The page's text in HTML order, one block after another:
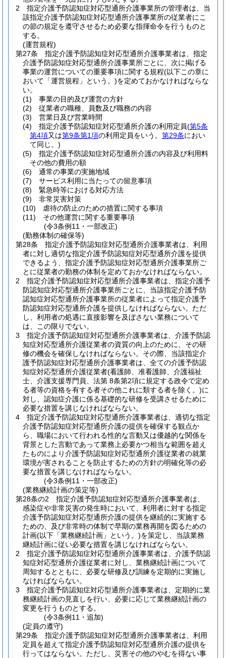
2
指定介護予防認知症対応型通所介護事業所の管理者は、当
該指定介護予防認知症対応型通所介護事業所の従業者にこ
の節の規定を遵守させるため必要な指揮命令を行うものと
する。
(運営規程)
第27条
指定介護予防認知症対応型通所介護事業者は、指定
介護予防認知症対応型通所介護事業所ごとに、次に掲げる
事業の運営についての重要事項に関する規程(以下この章に
おいて「運営規程」という。)を定めておかなければならな
い。
(1)
事業の目的及び運営の方針
(2)
従業者の職種、員数及び職務の内容
(3)
営業日及び営業時間
(4)
指定介護予防認知症対応型通所介護の利用定員(第5条
第4項又は第9条第1項の利用定員をいう。 第29条におい
て同じ。)
(5)
指定介護予防認知症対応型通所介護の内容及び利用料
その他の費用の額
(6)
通常の事業の実施地域
(7)
サービス利用に当たっての留意事項
(8)
緊急時等における対応方法
(9)
非常災害対策
(10)
虐待の防止のための措置に関する事項
(11)
その他運営に関する重要事項
(令3条例11・一部改正)
(勤務体制の確保等)
第28条
指定介護予防認知症対応型通所介護事業者は、利用
者に対し適切な指定介護予防認知症対応型通所介護を提供
できるよう、指定介護予防認知症対応型通所介護事業所ご
とに従業者の勤務の体制を定めておかなければならない。
2
指定介護予防認知症対応型通所介護事業者は、指定介護予
防認知症対応型通所介護事業所ごとに、当該指定介護予防
認知症対応型通所介護事業所の従業者によって指定介護予
防認知症対応型通所介護を提供しなければならない。 ただ
し、利用者の処遇に直接影響を及ぼさない業務について
は、この限りでない。
3
指定介護予防認知症対応型通所介護事業者は、介護予防認
知症対応型通所介護従業者の資質の向上のために、その研
修の機会を確保しなければならない。 その際、当該指定介
護予防認知症対応型通所介護事業者は、全ての介護予防認
知症対応型通所介護従業者(看護師、准看護師、介護福祉
士、介護支援専門員、法第 8条第2項に規定する政令で定め
る者等の資格を有する者その他これに類する者を除く。)に
対し、認知症介護に係る基礎的な研修を受講させるために
必要な措置を講じなければならない。
4
指定介護予防認知症対応型通所介護事業者は、適切な指定
介護予防認知症対応型通所介護の提供を確保する観点か
ら、職場において行われる性的な言動又は優越的な関係を
背景とした言動であって業務上必要かつ相当な範囲を超え
たものにより介護予防認知症対応型通所介護従業者の就業
環境が害されることを防止するための方針の明確化等の必
要な措置を講じなければならない。
(令3条例11・一部改正)
(業務継続計画の策定等)
第28条の2
指定介護予防認知症対応型通所介護事業者は、
感染症や非常災害の発生時において、利用者に対する指定
介護予防認知症対応型通所介護の提供を継続的に実施する
ための、及び非常時の体制で早期の業務再開を図るための
計画(以下「業務継続計画」という。)を策定し、当該業務
継続計画に従い必要な措置を講じなければならない。
2
指定介護予防認知症対応型通所介護事業者は、介護予防認
知症対応型通所介護従業者に対し、業務継続計画について
周知するとともに、必要な研修及び訓練を定期的に実施し
なければならない。
3
指定介護予防認知症対応型通所介護事業者は、定期的に業
務継続計画の見直しを行い、必要に応じて業務継続計画の
変更を行うものとする。
(令3条例11・追加)
(定員の遵守)
第29条
指定介護予防認知症対応型通所介護事業者は、利用
定員を超えて指定介護予防認知症対応型通所介護の提供を
行ってはならない。 ただし、災害その他のやむを得ない事